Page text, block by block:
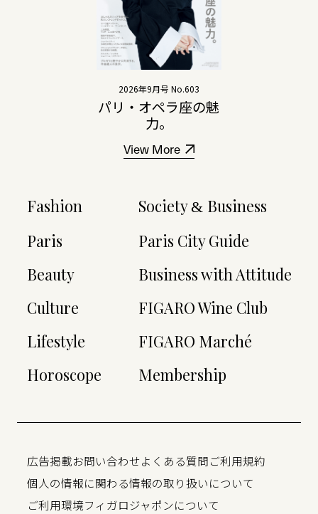
2026年9月号 No.603
パリ・オペラ座の魅
力。
View More
Fashion
Paris
Beauty
Culture
Lifestyle
Horoscope
Society& Business
Paris City Guide
Business with Attitude
FIGARO Wine Club
FIGARO Marché
Membership
広告掲載お問い合わせよくある質問ご利用規約
個人の情報に関わる情報の取り扱いについて
ご利用環境フィガロジャポンについて